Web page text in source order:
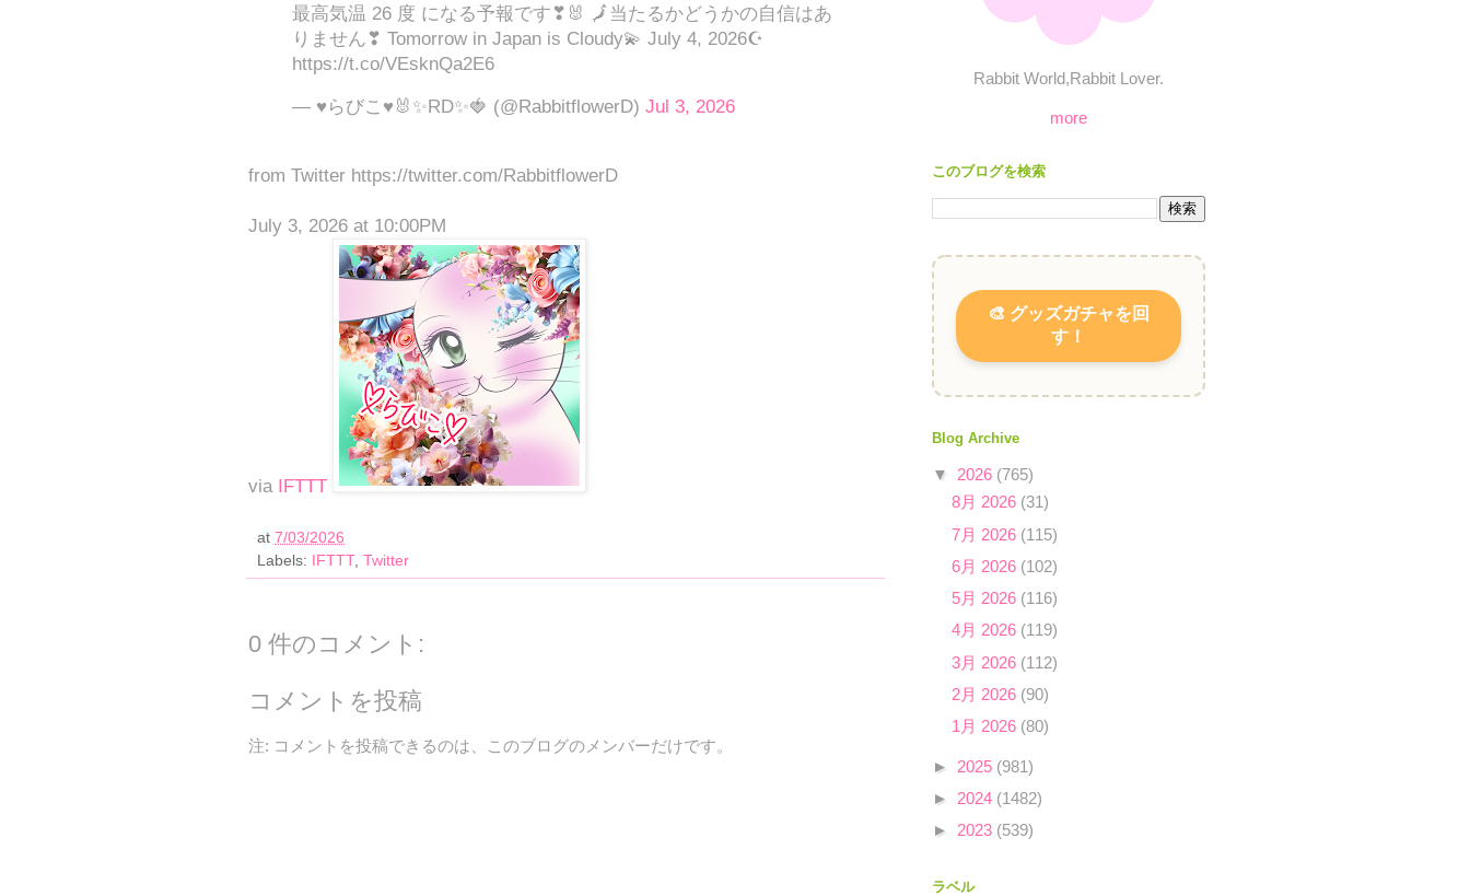
最高気温 26 度 になる予報です❣🐰 🗾当たるかどうかの自信はあ
りません❣ Tomorrow in Japan is Cloudy💫 July 4, 2026☪
https://t.co/VEsknQa2E6
— ♥らびこ♥🐰✨RD✨🍓 (@RabbitflowerD) Jul 3, 2026
from Twitter https://twitter.com/RabbitflowerD
July 3, 2026 at 10:00PM
via IFTTT
at 7/03/2026
Labels:
IFTTT, Twitter
0 件のコメント:
コメントを投稿
注: コメントを投稿できるのは、このブログのメンバーだけです。
Rabbit World,Rabbit Lover.
more
このブログを検索
🎨 グッズガチャを回
す！
Blog Archive
▼ 2026 (765)
8月 2026 (31)
7月 2026 (115)
6月 2026 (102)
5月 2026 (116)
4月 2026 (119)
3月 2026 (112)
2月 2026 (90)
1月 2026 (80)
► 2025 (981)
► 2024 (1482)
► 2023 (539)
ラベル